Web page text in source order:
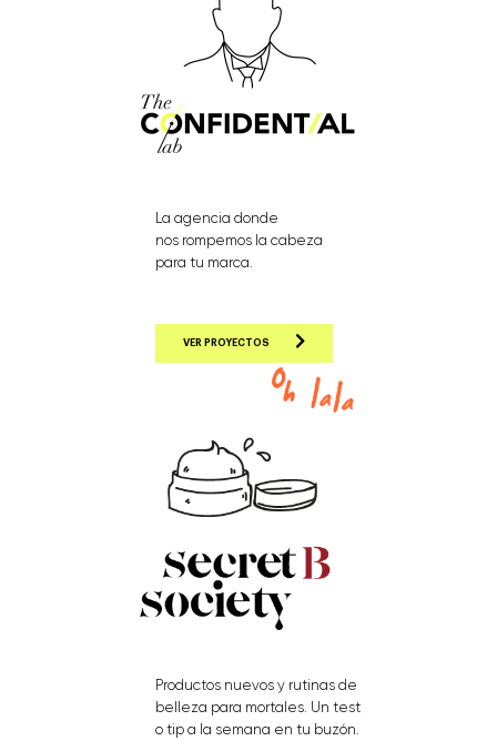
La agencia donde
nos rompemos la cabeza
para tu marca.
VER PROYECTOS
Productos nuevos y rutinas de
belleza para mortales. Un test
o tip a la semana en tu buzón.